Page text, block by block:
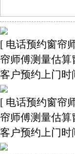
[ 电话预约窗帘
帘师傅测量估算
客户预约上门时
[ 电话预约窗帘
帘师傅测量估算
客户预约上门时